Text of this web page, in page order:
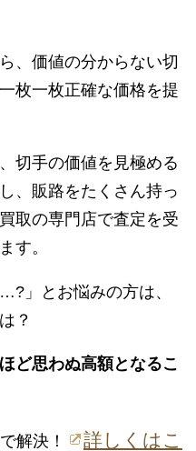
、価値の分からない切
枚一枚正確な価格を提
切手の価値を見極める
、販路をたくさん持っ
取の専門店で査定を受
す。
」とお悩みの方は、
？
ど思わぬ高額となるこ
解決！
詳しくはこ